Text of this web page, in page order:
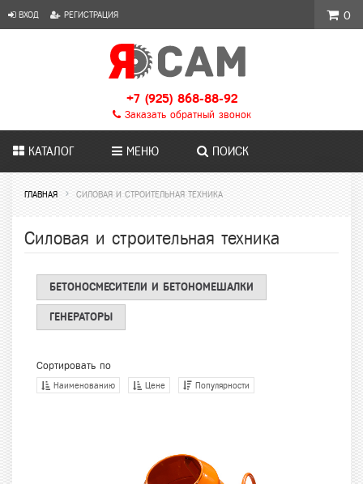
ВХОД РЕГИСТРАЦИЯ
+7 (925) 868-88-92
Заказать обратный звонок
КАТАЛОГ МЕНЮ ПОИСК
ГЛАВНАЯ СИЛОВАЯ И СТРОИТЕЛЬНАЯ ТЕХНИКА
Силовая и строительная техника
БЕТОНОСМЕСИТЕЛИ И БЕТОНОМЕШАЛКИ
ГЕНЕРАТОРЫ
Сортировать по
Наименованию Цене Популярности
0